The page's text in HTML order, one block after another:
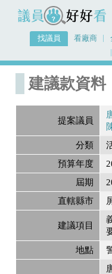
議員好好看
找議員 看廠商
首頁
建議款資料
提案議員
分類
預算年度
屆期
直轄縣市
建議項目
地點